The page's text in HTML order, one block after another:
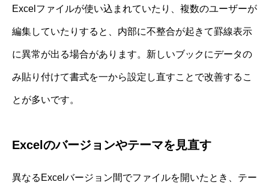
Excelファイルが使い込まれていたり、複数のユーザーが
編集していたりすると、内部に不整合が起きて罫線表示
に異常が出る場合があります。新しいブックにデータの
み貼り付けて書式を一から設定し直すことで改善するこ
とが多いです。
Excelのバージョンやテーマを見直す
異なるExcelバージョン間でファイルを開いたとき、テー